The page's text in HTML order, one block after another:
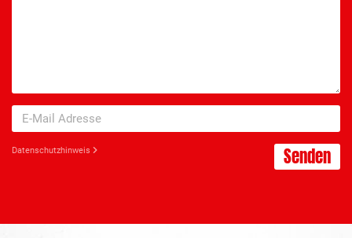
Datenschutzhinweis Senden